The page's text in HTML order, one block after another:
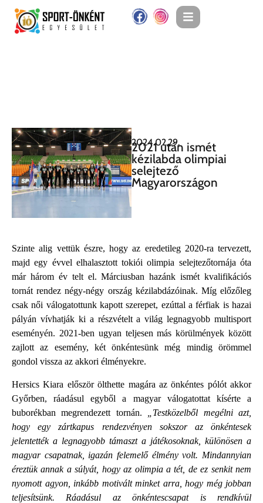
2024.02.29.
2021 után ismét
kézilabda olimpiai
selejtező
Magyarországon
Szinte alig vettük észre, hogy az eredetileg 2020-ra tervezett,
majd egy évvel elhalasztott tokiói olimpia selejtezőtornája óta
már három év telt el. Márciusban hazánk ismét kvalifikációs
tornát rendez négy-négy ország kézilabdázóinak. Míg előzőleg
csak női válogatottunk kapott szerepet, ezúttal a férfiak is hazai
pályán vívhatják ki a részvételt a világ legnagyobb multisport
eseményén. 2021-ben ugyan teljesen más körülmények között
zajlott az esemény, két önkéntesünk még mindig örömmel
gondol vissza az akkori élményekre.
Hersics Kiara először ölthette magára az önkéntes pólót akkor
Győrben, ráadásul egyből a magyar válogatottat kísérte a
buborékban megrendezett tornán.
„Testközelből megélni azt,
hogy egy zártkapus rendezvényen sokszor az önkéntesek
jelentették a legnagyobb támaszt a játékosoknak, különösen a
magyar csapatnak, igazán felemelő élmény volt. Mindannyian
éreztük annak a súlyát, hogy az olimpia a tét, de ez senkit nem
nyomott agyon, inkább motivált minket arra, hogy még jobban
teljesítsünk. Ráadásul az önkéntescsapat is rendkívül